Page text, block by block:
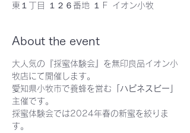
東１丁目 １２６番地 １Ｆ イオン小牧
About the event
大人気の『採蜜体験会』を無印良品イオン小
牧店にて開催します。
愛知県小牧市で養蜂を営む 「ハピネスビー」
主催です。
採蜜体験会では2024年春の新蜜を絞りま
す。